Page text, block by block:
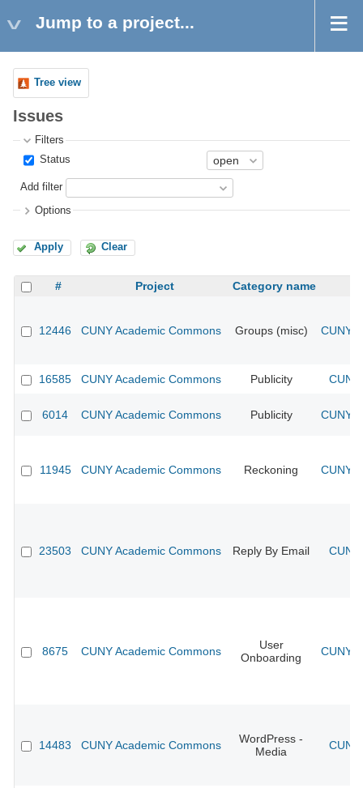
Jump to a project...
Tree view
Issues
Filters
Status
Add filter
Options
Apply Clear
# Project Category name
12446 CUNY Academic Commons Groups (misc) CUNY
16585 CUNY Academic Commons Publicity
6014 CUNY Academic Commons Publicity CUNY
11945 CUNY Academic Commons Reckoning CUNY
23503 CUNY Academic Commons Reply By Email
8675 CUNY Academic Commons
User
Onboarding
CUNY
14483 CUNY Academic Commons
WordPress -
Media